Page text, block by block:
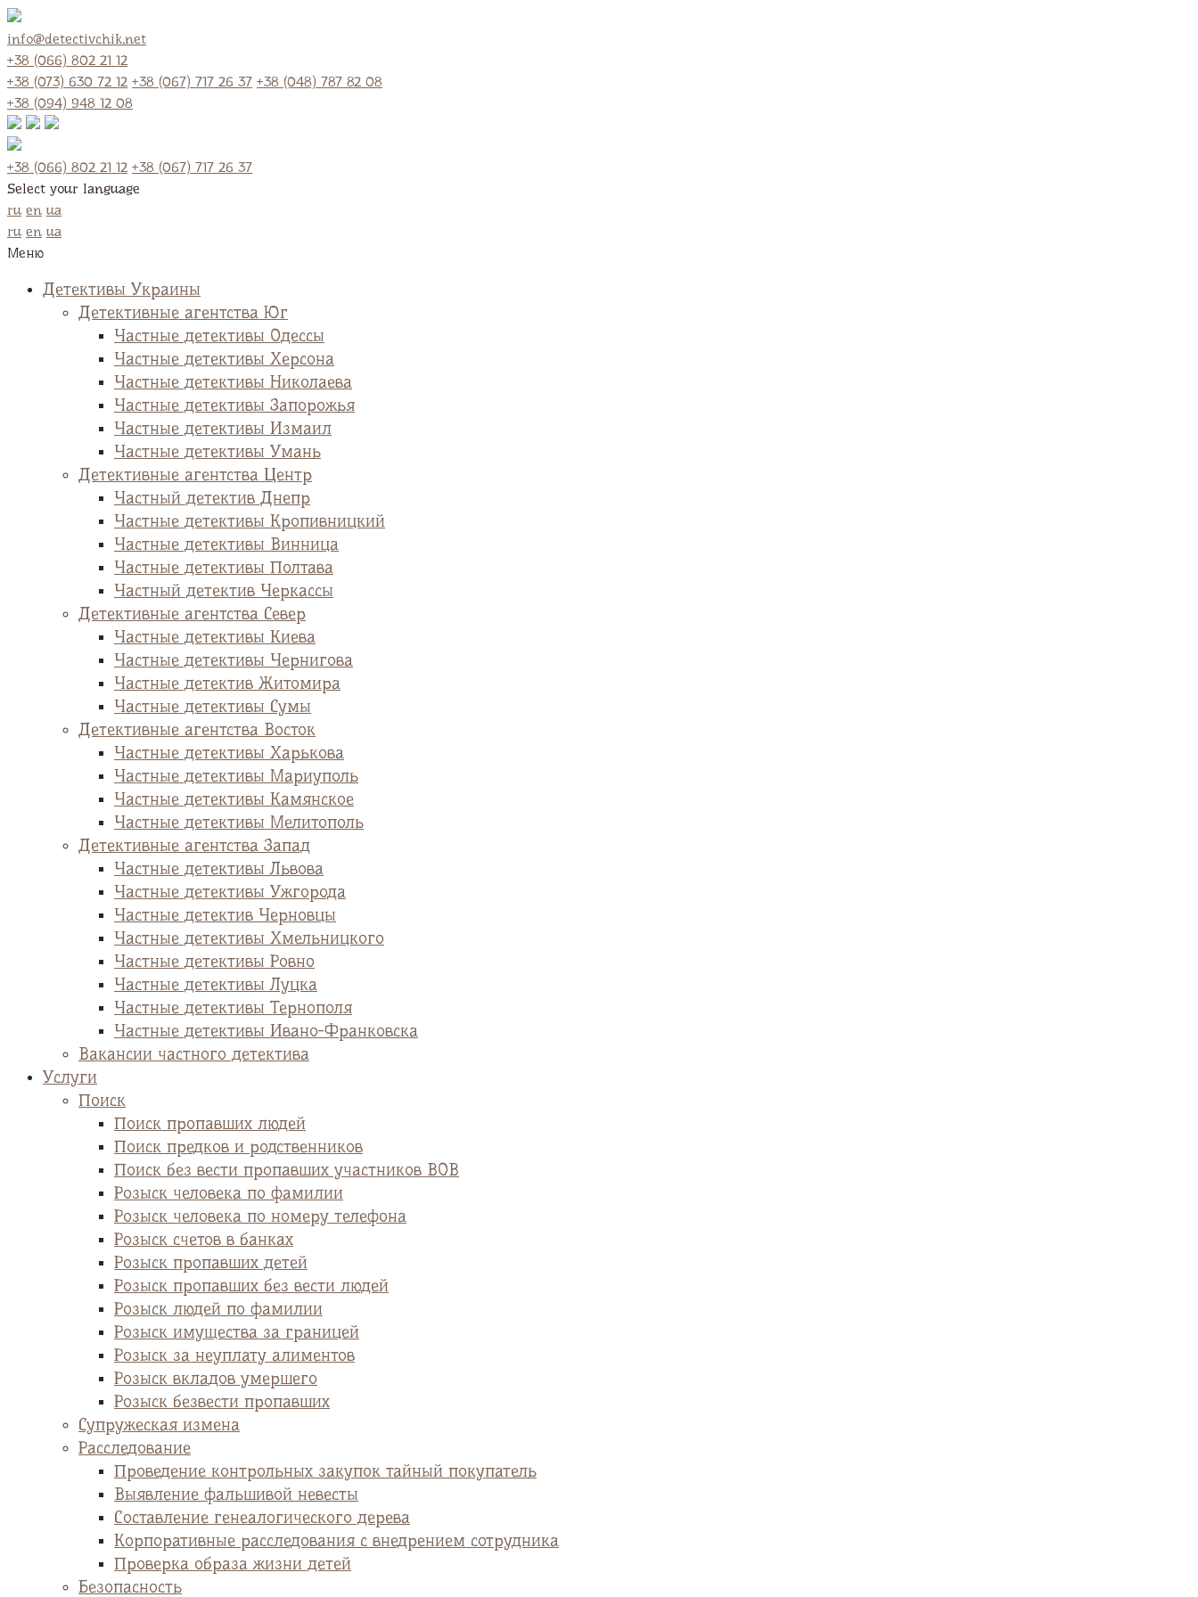
info@detectivchik.net
+38 (066) 802 21 12
+38 (073) 630 72 12 +38 (067) 717 26 37 +38 (048) 787 82 08
+38 (094) 948 12 08
+38 (066) 802 21 12 +38 (067) 717 26 37
Select your language
ru en ua
ru en ua
Меню
Детективы Украины
Детективные агентства Юг
Частные детективы Одессы
Частные детективы Херсона
Частные детективы Николаева
Частные детективы Запорожья
Частные детективы Измаил
Частные детективы Умань
Детективные агентства Центр
Частный детектив Днепр
Частные детективы Кропивницкий
Частные детективы Винница
Частные детективы Полтава
Частный детектив Черкассы
Детективные агентства Север
Частные детективы Киева
Частные детективы Чернигова
Частные детектив Житомира
Частные детективы Сумы
Детективные агентства Восток
Частные детективы Харькова
Частные детективы Мариуполь
Частные детективы Камянское
Частные детективы Мелитополь
Детективные агентства Запад
Частные детективы Львова
Частные детективы Ужгорода
Частные детектив Черновцы
Частные детективы Хмельницкого
Частные детективы Ровно
Частные детективы Луцка
Частные детективы Тернополя
Частные детективы Ивано-Франковска
Вакансии частного детектива
Услуги
Поиск
Поиск пропавших людей
Поиск предков и родственников
Поиск без вести пропавших участников ВОВ
Розыск человека по фамилии
Розыск человека по номеру телефона
Розыск счетов в банках
Розыск пропавших детей
Розыск пропавших без вести людей
Розыск людей по фамилии
Розыск имущества за границей
Розыск за неуплату алиментов
Розыск вкладов умершего
Розыск безвести пропавших
Супружеская измена
Расследование
Проведение контрольных закупок тайный покупатель
Выявление фальшивой невесты
Cоставление генеалогического дерева
Корпоративные расследования с внедрением сотрудника
Проверка образа жизни детей
Безопасность